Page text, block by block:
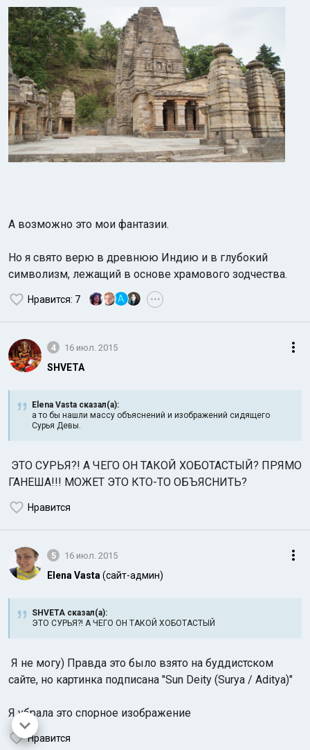
А возможно это мои фантазии.
Но я свято верю в древнюю Индию и в глубокий
символизм, лежащий в основе храмового зодчества.
Нравится: 7 A •••
4 16 июл. 2015
SHVETA
Elena Vasta сказал(а):
а то бы нашли массу объяснений и изображений сидящего
Сурья Девы.
ЭТО СУРЬЯ?! А ЧЕГО ОН ТАКОЙ ХОБОТАСТЫЙ? ПРЯМО
ГАНЕША!!! МОЖЕТ ЭТО КТО-ТО ОБЪЯСНИТЬ?
Нравится
5 16 июл. 2015
Elena Vasta (сайт-админ)
SHVETA сказал(а):
ЭТО СУРЬЯ?! А ЧЕГО ОН ТАКОЙ ХОБОТАСТЫЙ
Я не могу) Правда это было взято на буддистском
сайте, но картинка подписана "Sun Deity (Surya / Aditya)"
Я убрала это спорное изображение
Нравится